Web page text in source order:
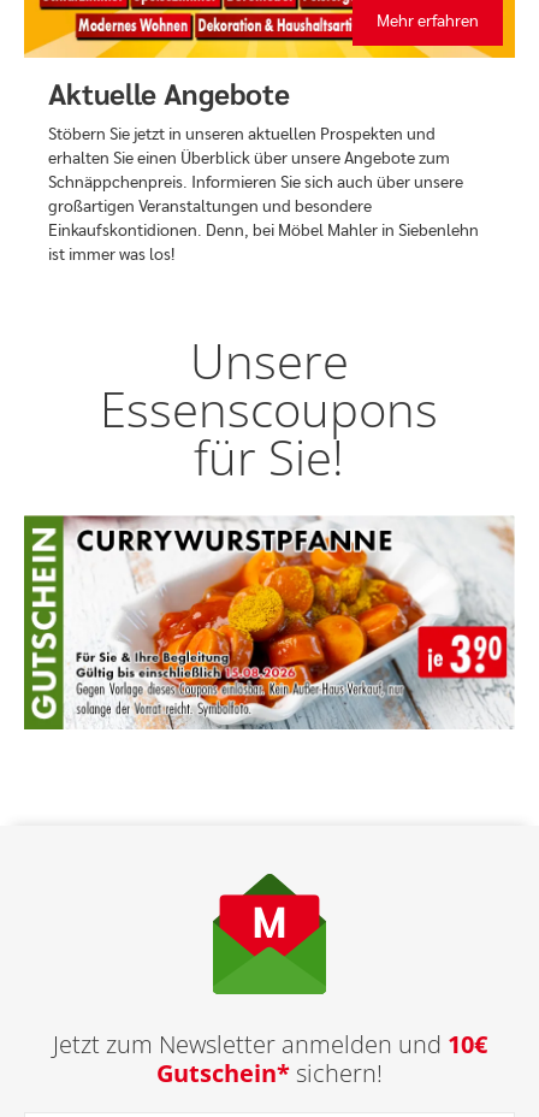
Mehr erfahren
Aktuelle Angebote
Stöbern Sie jetzt in unseren aktuellen Prospekten und
erhalten Sie einen Überblick über unsere Angebote zum
Schnäppchenpreis. Informieren Sie sich auch über unsere
großartigen Veranstaltungen und besondere
Einkaufskontidionen. Denn, bei Möbel Mahler in Siebenlehn
ist immer was los!
Unsere
Essenscoupons
für Sie!
Jetzt zum Newsletter anmelden und 10€
Gutschein* sichern!